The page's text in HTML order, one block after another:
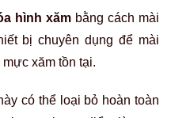
hình xăm bằng cách mài
bị chuyên dụng để mài
xăm tồn tại.
có thể loại bỏ hoàn toàn